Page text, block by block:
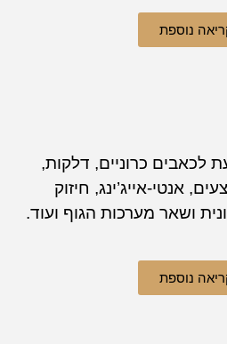
נוספת
לכאבים כרוניים, דלקות,
אנטי-אייג’ינג, חיזוק
ושאר מערכות הגוף ועוד.
נוספת